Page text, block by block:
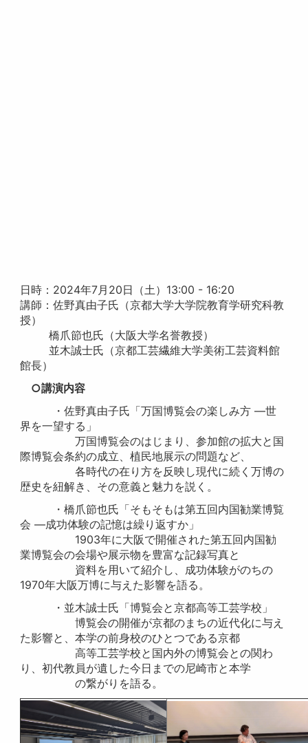
日時：2024年7月20日（土）13:00 - 16:20
講師：佐野真由子氏（京都大学大学院教育学研究科教
授）
橋爪節也氏（大阪大学名誉教授）
並木誠士氏（京都工芸繊維大学美術工芸資料館
館長）
○講演内容
・佐野真由子氏「万国博覧会の楽しみ方 ―世
界を一望する」
万国博覧会のはじまり、参加館の拡大と国
際博覧会条約の成立、植民地展示の問題など、
各時代の在り方を反映し現代に続く万博の
歴史を紐解き、その意義と魅力を説く。
・橋爪節也氏「そもそもは第五回内国勧業博覧
会 ―成功体験の記憶は繰り返すか」
1903年に大阪で開催された第五回内国勧
業博覧会の会場や展示物を豊富な記録写真と
資料を用いて紹介し、成功体験がのちの
1970年大阪万博に与えた影響を語る。
・並木誠士氏「博覧会と京都高等工芸学校」
博覧会の開催が京都のまちの近代化に与え
た影響と、本学の前身校のひとつである京都
高等工芸学校と国内外の博覧会との関わ
り、初代教員が遺した今日までの尼崎市と本学
の繋がりを語る。